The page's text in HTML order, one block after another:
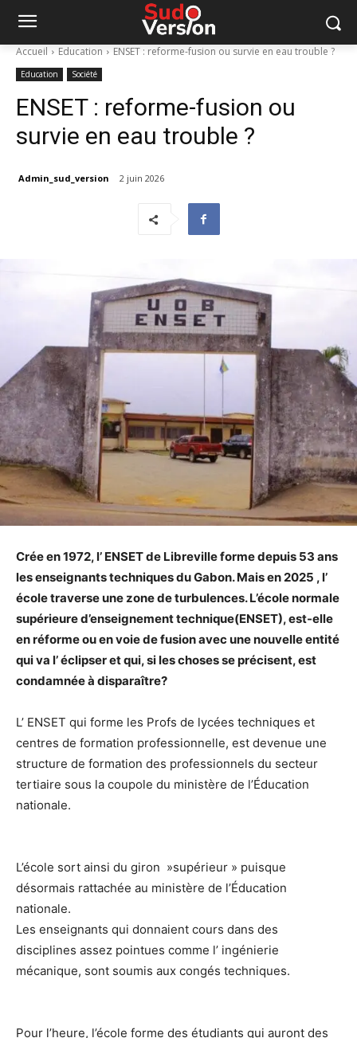
Accueil Education ENSET : reforme-fusion ou survie en eau trouble ?
Education Société
ENSET : reforme-fusion ou
survie en eau trouble ?
Admin_sud_version 2 juin 2026
Crée en 1972, l’ ENSET de Libreville forme depuis 53 ans
les enseignants techniques du Gabon. Mais en 2025 , l’
école traverse une zone de turbulences. L’école normale
supérieure d’enseignement technique(ENSET), est-elle
en réforme ou en voie de fusion avec une nouvelle entité
qui va l’ éclipser et qui, si les choses se précisent, est
condamnée à disparaître?
L’ ENSET qui forme les Profs de lycées techniques et
centres de formation professionnelle, est devenue une
structure de formation des professionnels du secteur
tertiaire sous la coupole du ministère de l’Éducation
nationale.
L’école sort ainsi du giron »supérieur » puisque
désormais rattachée au ministère de l’Éducation
nationale.
Les enseignants qui donnaient cours dans des
disciplines assez pointues comme l’ ingénierie
mécanique, sont soumis aux congés techniques.
Pour l’heure, l’école forme des étudiants qui auront des